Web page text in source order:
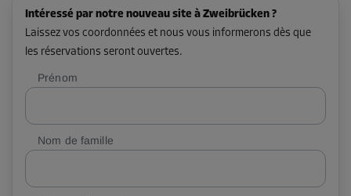
Intéressé par notre nouveau site à Zweibrücken ?
Laissez vos coordonnées et nous vous informerons dès que
les réservations seront ouvertes.
Prénom
Nom de famille